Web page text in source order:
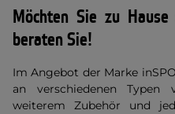
Möchten Sie zu
beraten Sie!
Im Angebot der Marke
an verschiedenen Typen
weiterem Zubehör und